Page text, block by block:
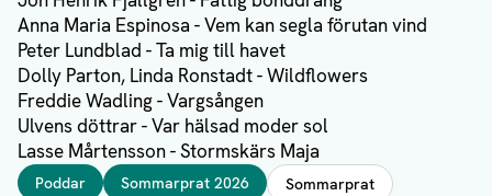
Anna Maria Espinosa - Vem kan segla förutan vind
Peter Lundblad - Ta mig till havet
Dolly Parton, Linda Ronstadt - Wildflowers
Freddie Wadling - Vargsången
Ulvens döttrar - Var hälsad moder sol
Lasse Mårtensson - Stormskärs Maja
Taggar
Poddar Sommarprat 2026
Sommarprat